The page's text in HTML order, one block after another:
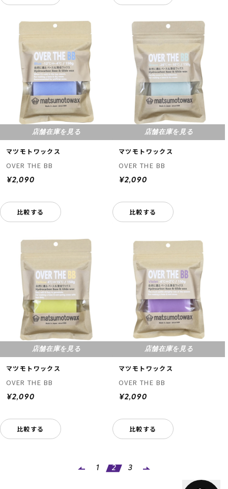
店舗在庫を見る
マツモトワックス
OVER THE BB
¥2,090
比較する
店舗在庫を見る
マツモトワックス
OVER THE BB
¥2,090
比較する
店舗在庫を見る
マツモトワックス
OVER THE BB
¥2,090
比較する
店舗在庫を見る
マツモトワックス
OVER THE BB
¥2,090
比較する
1 2 3